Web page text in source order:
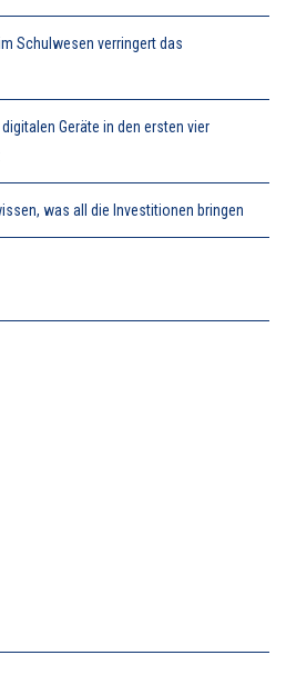
Schulwesen verringert das
Geräte in den ersten vier
was all die Investitionen bringen